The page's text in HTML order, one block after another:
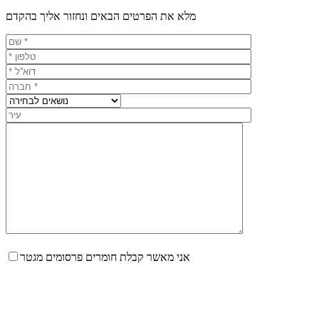
מלא את הפרטים הבאים ונחזור אליך בהקדם
אני מאשר קבלת חומרים פרסומים מגטר